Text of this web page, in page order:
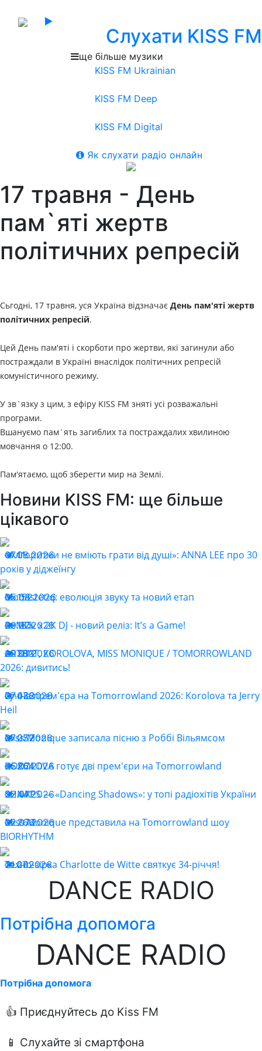
Слухати KISS FM
ще більше музики
KISS FM Ukrainian
KISS FM Deep
KISS FM Digital
Як слухати радіо онлайн
17 травня - День
пам`яті жертв
політичних репресій
Сьгодні, 17 травня, уся Україна відзначає День пам'яті жертв
політичних репресій.
Цей День пам'яті і скорботи про жертви, які загинули або
постраждали в Україні внаслідок політичних репресій
комуністичного режиму.
У зв`язку з цим, з ефіру KISS FM зняті усі розважальні
програми.
Вшануємо пам`ять загиблих та постраждалих хвилиною
мовчання о 12:00.
Пам'ятаємо, щоб зберегти мир на Землі.
Новини KISS FM: ще більше
цікавого
07.08.2026
11
«Алгоритми не вміють грати від душі»: ANNA LEE про 30
років у діджеїнгу
05.08.2026
152
Monastetiq: еволюція звуку та новий етап
29.07.2026
165
ReMOv x 2K DJ - новий реліз: It’s a Game!
29.07.2026
383
ARTBAT, KOROLOVA, MISS MONIQUE / TOMORROWLAND
2026: дивитись!
27.07.2026
438
Гучна прем'єра на Tomorrowland 2026: Korolova та Jerry
Heil
27.07.2026
257
Miss Monique записала пісню з Роббі Вільямсом
25.07.2026
264
KOROLOVA готує дві прем'єри на Tomorrowland
22.07.2026
441
SHNAPS — «Dancing Shadows»: у топі радіохітів України
22.07.2026
266
Miss Monique представила на Tomorrowland шоу
BIORHYTHM
21.07.2026
202
Техно-зірка Charlotte de Witte святкує 34-річчя!
DANCE RADIO
Потрібна допомога
DANCE RADIO
Потрібна допомога
👍 Приєднуйтесь до Kiss FM
📱 Слухайте зі смартфона